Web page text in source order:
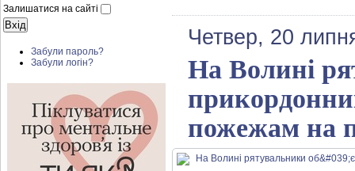
Залишатися на сайті
Забули пароль?
Забули логін?
Четвер, 20
На Волині
пожежам на